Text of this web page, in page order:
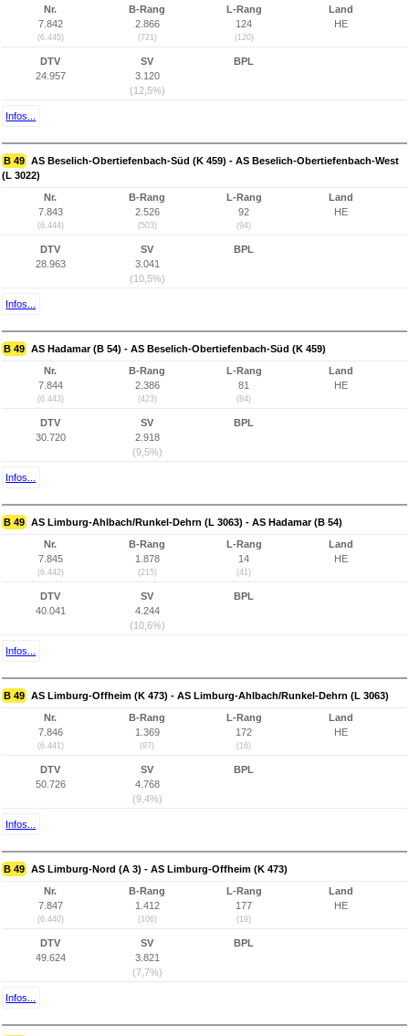
Nr.
7.842
(6.445)
B-Rang
2.866
(721)
L-Rang
124
(120)
Land
HE
DTV
24.957
SV
3.120
(12,5%)
BPL
Infos...
B 49 AS Beselich-Obertiefenbach-Süd (K 459) - AS Beselich-Obertiefenbach-West
(L 3022)
Nr.
7.843
(6.444)
B-Rang
2.526
(503)
L-Rang
92
(94)
Land
HE
DTV
28.963
SV
3.041
(10,5%)
BPL
Infos...
B 49 AS Hadamar (B 54) - AS Beselich-Obertiefenbach-Süd (K 459)
Nr.
7.844
(6.443)
B-Rang
2.386
(423)
L-Rang
81
(84)
Land
HE
DTV
30.720
SV
2.918
(9,5%)
BPL
Infos...
B 49 AS Limburg-Ahlbach/Runkel-Dehrn (L 3063) - AS Hadamar (B 54)
Nr.
7.845
(6.442)
B-Rang
1.878
(215)
L-Rang
14
(41)
Land
HE
DTV
40.041
SV
4.244
(10,6%)
BPL
Infos...
B 49 AS Limburg-Offheim (K 473) - AS Limburg-Ahlbach/Runkel-Dehrn (L 3063)
Nr.
7.846
(6.441)
B-Rang
1.369
(97)
L-Rang
172
(16)
Land
HE
DTV
50.726
SV
4.768
(9,4%)
BPL
Infos...
B 49 AS Limburg-Nord (A 3) - AS Limburg-Offheim (K 473)
Nr.
7.847
(6.440)
B-Rang
1.412
(106)
L-Rang
177
(19)
Land
HE
DTV
49.624
SV
3.821
(7,7%)
BPL
Infos...